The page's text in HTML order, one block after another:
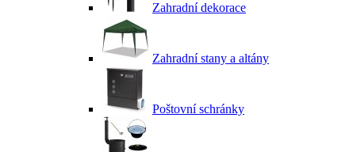
Zahradní dekorace
Zahradní stany a altány
Poštovní schránky